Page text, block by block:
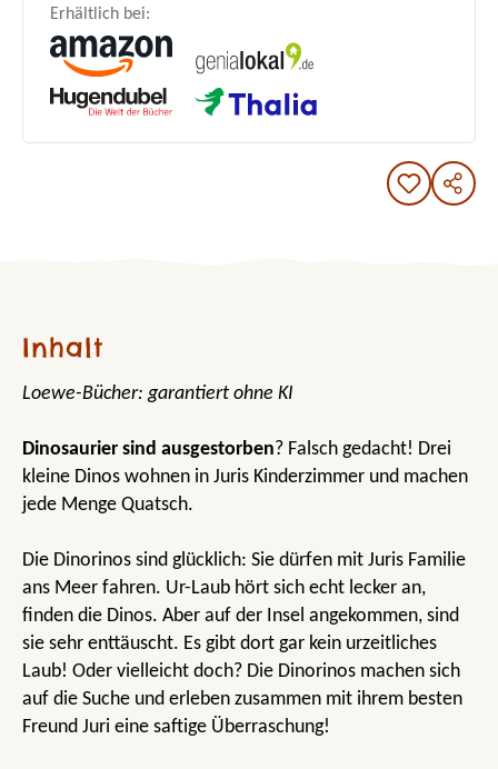
Erhältlich bei:
Inhalt
Loewe-Bücher: garantiert ohne KI
Dinosaurier sind ausgestorben? Falsch gedacht! Drei
kleine Dinos wohnen in Juris Kinderzimmer und machen
jede Menge Quatsch.
Die Dinorinos sind glücklich: Sie dürfen mit Juris Familie
ans Meer fahren. Ur-Laub hört sich echt lecker an,
finden die Dinos. Aber auf der Insel angekommen, sind
sie sehr enttäuscht. Es gibt dort gar kein urzeitliches
Laub! Oder vielleicht doch? Die Dinorinos machen sich
auf die Suche und erleben zusammen mit ihrem besten
Freund Juri eine saftige Überraschung!